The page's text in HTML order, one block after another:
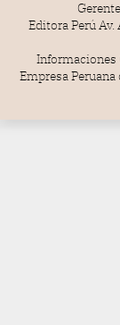
Editora Perú
Informaciones
Empresa